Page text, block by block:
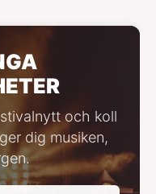
och koll
dig musiken,